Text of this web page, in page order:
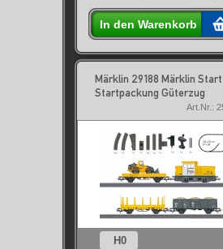
In den Warenkorb
Märklin 29188 Märklin
Startpackung Güterzug
Art.Nr.:
H0